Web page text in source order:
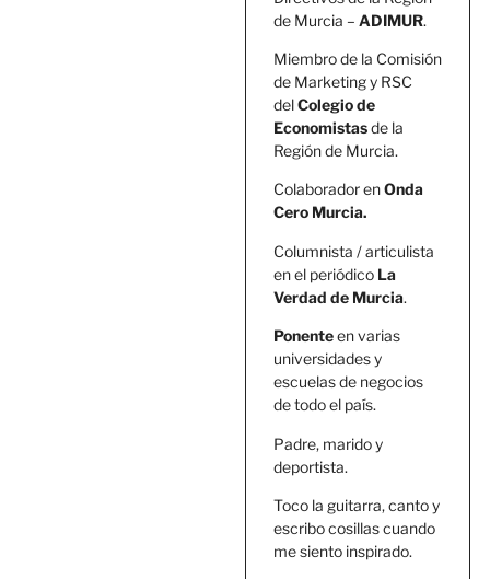
de Murcia – ADIMUR.
Miembro de la Comisión
de Marketing y RSC
delColegio de
Economistasde la
Región de Murcia.
Colaborador enOnda
Cero Murcia.
Columnista / articulista
en el periódico La
Verdad de Murcia.
Ponenteen varias
universidades y
escuelas de negocios
de todo el país.
Padre, marido y
deportista.
Toco la guitarra, canto y
escribo cosillas cuando
me siento inspirado.